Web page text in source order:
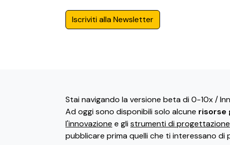
Iscriviti alla Newsletter
Stai navigando la versione beta di 0-10x /
Ad oggi sono disponibili solo alcune risorse
l'innovazione e glistrumenti di progettazione
pubblicare prima quelli che ti interessano di